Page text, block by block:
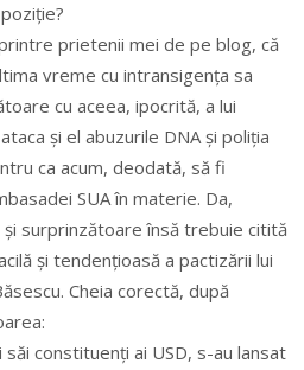
prietenii mei de pe blog, că
vreme cu intransigența sa
cu aceea, ipocrită, a lui
și el abuzurile DNA și poliția
ca acum, deodată, să fi
SUA în materie. Da,
surprinzătoare însă trebuie citită
și tendențioasă a pactizării lui
Cheia corectă, după
constituenți ai USD, s-au lansat